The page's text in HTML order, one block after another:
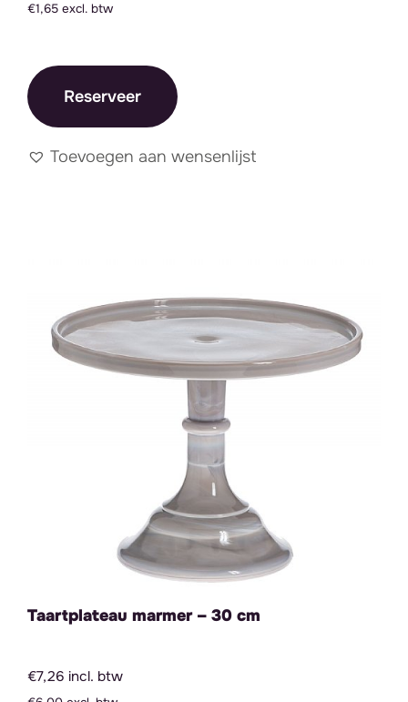
€1,65 excl. btw
Reserveer
Toevoegen aan wensenlijst
Taartplateau marmer – 30 cm
€7,26 incl. btw